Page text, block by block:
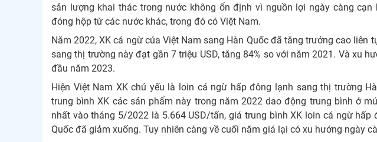
sản lượng khai thác trong nước không ổn định vì nguồn lợi ngày càng cạn
đóng hộp từ các nước khác, trong đó có Việt Nam.
Năm 2022, XK cá ngừ của Việt Nam sang Hàn Quốc đã tăng trưởng cao liên
sang thị trường này đạt gần 7 triệu USD, tăng 84% so với năm 2021. Và xu
đầu năm 2023.
Hiện Việt Nam XK chủ yếu là loin cá ngừ hấp đông lạnh sang thị trường
trung bình XK các sản phẩm này trong năm 2022 dao động trung bình ở
nhất vào tháng 5/2022 là 5.664 USD/tấn, giá trung bình XK loin cá ngừ
Quốc đã giảm xuống. Tuy nhiên càng về cuối năm giá lại có xu hướng ngày